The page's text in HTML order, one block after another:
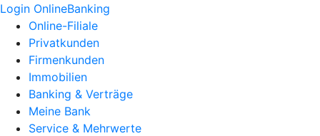
Login OnlineBanking
Online-Filiale
Privatkunden
Firmenkunden
Immobilien
Banking & Verträge
Meine Bank
Service & Mehrwerte